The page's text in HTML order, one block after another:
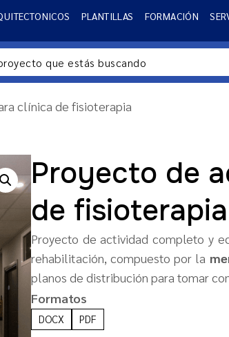
PLANTILLAS FORMACIÓN
clínica de fisioterapia
Proyecto de
de fisioterapia
Proyecto de actividad completo y
rehabilitación, compuesto por la
planos de distribución para tomar
Formatos
DOCX PDF